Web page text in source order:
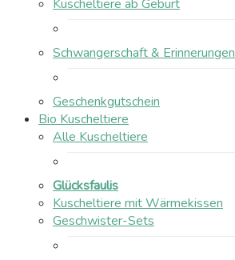
Kuscheltiere ab Geburt
Schwangerschaft & Erinnerungen
Geschenkgutschein
Bio Kuscheltiere
Alle Kuscheltiere
Glücksfaulis
Kuscheltiere mit Wärmekissen
Geschwister-Sets